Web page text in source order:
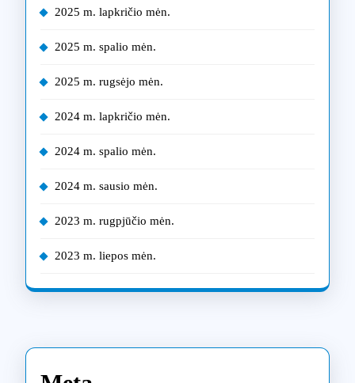
2025 m. lapkričio mėn.
2025 m. spalio mėn.
2025 m. rugsėjo mėn.
2024 m. lapkričio mėn.
2024 m. spalio mėn.
2024 m. sausio mėn.
2023 m. rugpjūčio mėn.
2023 m. liepos mėn.